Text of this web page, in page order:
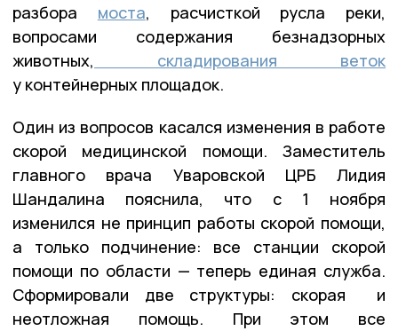
разбора моста, расчисткой русла реки,
вопросами содержания безнадзорных
животных, складирования веток
у контейнерных площадок.
Один из вопросов касался изменения в работе
скорой медицинской помощи. Заместитель
главного врача Уваровской ЦРБ Лидия
Шандалина пояснила, что с 1 ноября
изменился не принцип работы скорой помощи,
а только подчинение: все станции скорой
помощи по области — теперь единая служба.
Сформировали две структуры: скорая и
неотложная помощь. При этом все